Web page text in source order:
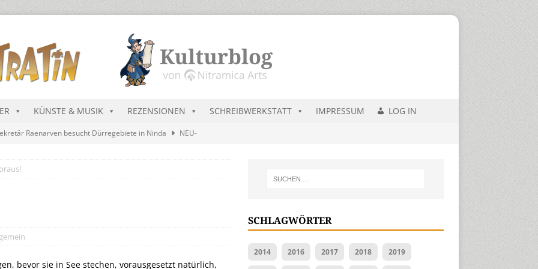
KÜNSTE & MUSIK REZENSIONEN SCHREIBWERKSTATT IMPRESSUM LOG IN
Raenarven besucht Dürregebiete in Ninda
NEU-
wird erst mal unöffentlich…
Blau
Charts im August 2026
bevor sie in See stechen, vorausgesetzt natürlich,
SCHLAGWÖRTER
2014 2016 2017 2018 2019